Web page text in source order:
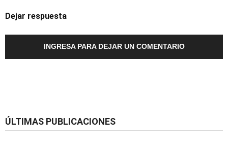
Dejar respuesta
INGRESA PARA DEJAR UN COMENTARIO
ÚLTIMAS PUBLICACIONES